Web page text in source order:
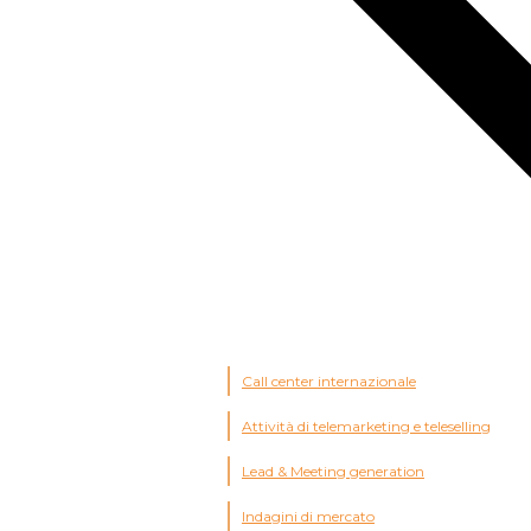
Call center internazionale
Attività di telemarketing e teleselling
Lead & Meeting generation
Indagini di mercato